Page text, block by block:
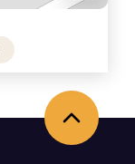
Torna in alto